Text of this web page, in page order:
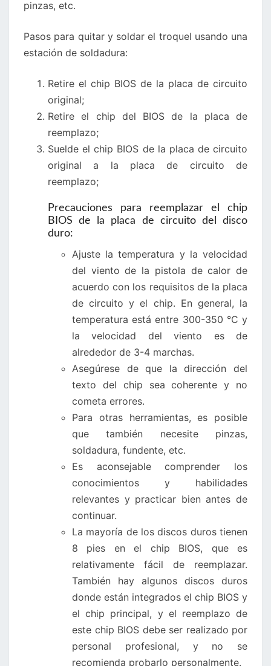
pinzas, etc.
Pasos para quitar y soldar el troquel usando una
estación de soldadura:
Retire el chip BIOS de la placa de circuito
original;
Retire el chip del BIOS de la placa de
reemplazo;
Suelde el chip BIOS de la placa de circuito
original a la placa de circuito de
reemplazo;
Precauciones para reemplazar el chip
BIOS de la placa de circuito del disco
duro:
Ajuste la temperatura y la velocidad
del viento de la pistola de calor de
acuerdo con los requisitos de la placa
de circuito y el chip. En general, la
temperatura está entre 300-350 °C y
la velocidad del viento es de
alrededor de 3-4 marchas.
Asegúrese de que la dirección del
texto del chip sea coherente y no
cometa errores.
Para otras herramientas, es posible
que también necesite pinzas,
soldadura, fundente, etc.
Es aconsejable comprender los
conocimientos y habilidades
relevantes y practicar bien antes de
continuar.
La mayoría de los discos duros tienen
8 pies en el chip BIOS, que es
relativamente fácil de reemplazar.
También hay algunos discos duros
donde están integrados el chip BIOS y
el chip principal, y el reemplazo de
este chip BIOS debe ser realizado por
personal profesional, y no se
recomienda probarlo personalmente.